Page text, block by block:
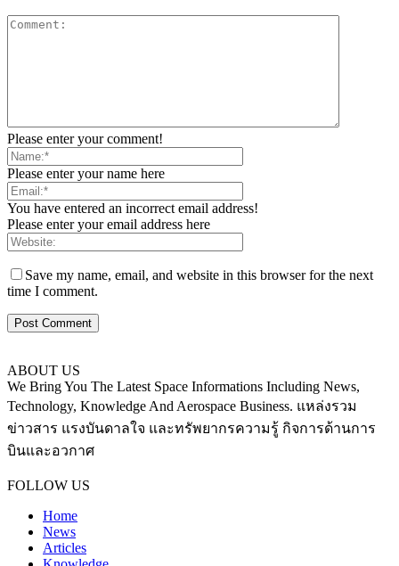
Please enter your comment!
Please enter your name here
You have entered an incorrect email address!
Please enter your email address here
Save my name, email, and website in this browser for the next
time I comment.
ABOUT US
We Bring You The Latest Space Informations Including News,
Technology, Knowledge And Aerospace Business. แหล่งรวม
ข่าวสาร แรงบันดาลใจ และทรัพยากรความรู้ กิจการด้านการ
บินและอวกาศ
FOLLOW US
Home
News
Articles